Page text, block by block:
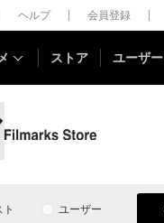
ヘルプ 会員登録
ストア ユーザ
ユーザー